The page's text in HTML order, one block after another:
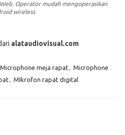
Operator mudah mengoperasikan
wireless
alataudiovisual.com
Microphone meja rapat, Microphone
, MIkrofon rapat digital